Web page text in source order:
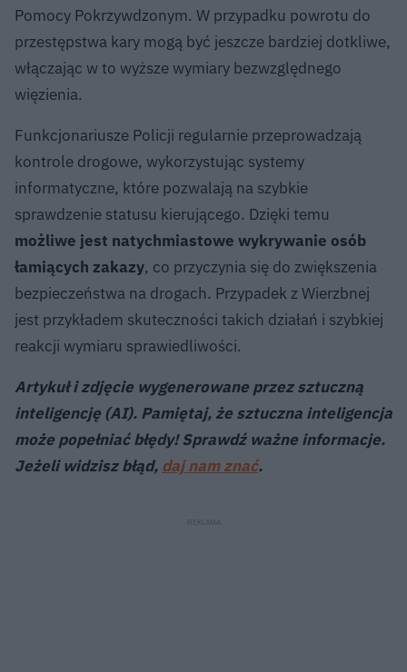
Pomocy Pokrzywdzonym. W przypadku powrotu do
przestępstwa kary mogą być jeszcze bardziej dotkliwe,
włączając w to wyższe wymiary bezwzględnego
więzienia.
Funkcjonariusze Policji regularnie przeprowadzają
kontrole drogowe, wykorzystując systemy
informatyczne, które pozwalają na szybkie
sprawdzenie statusu kierującego. Dzięki temu
możliwe jest natychmiastowe wykrywanie osób
łamiących zakazy, co przyczynia się do zwiększenia
bezpieczeństwa na drogach. Przypadek z Wierzbnej
jest przykładem skuteczności takich działań i szybkiej
reakcji wymiaru sprawiedliwości.
Artykuł i zdjęcie wygenerowane przez sztuczną
inteligencję (AI). Pamiętaj, że sztuczna inteligencja
może popełniać błędy! Sprawdź ważne informacje.
Jeżeli widzisz błąd, daj nam znać.